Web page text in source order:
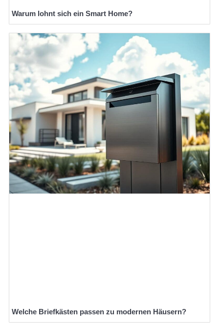
Warum lohnt sich ein Smart Home?
Welche Briefkästen passen zu modernen Häusern?